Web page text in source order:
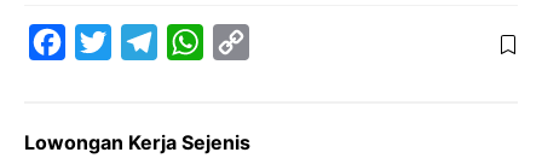
e
t
e
W
t
y
Lowongan Kerja Sejenis